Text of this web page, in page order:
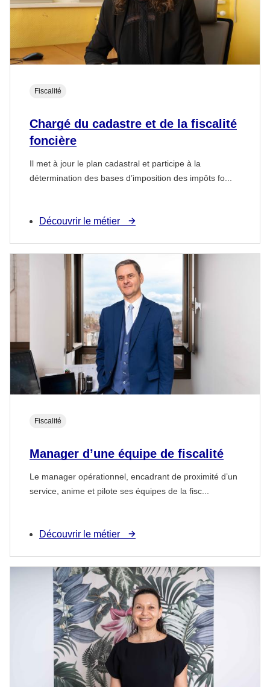
Chargé du cadastre et de la fiscalité
foncière
Il met à jour le plan cadastral et participe à la
détermination des bases d’imposition des impôts fo...
Fiscalité
Découvrir le métier
Manager d’une équipe de fiscalité
Le manager opérationnel, encadrant de proximité d’un
service, anime et pilote ses équipes de la fisc...
Fiscalité
Découvrir le métier